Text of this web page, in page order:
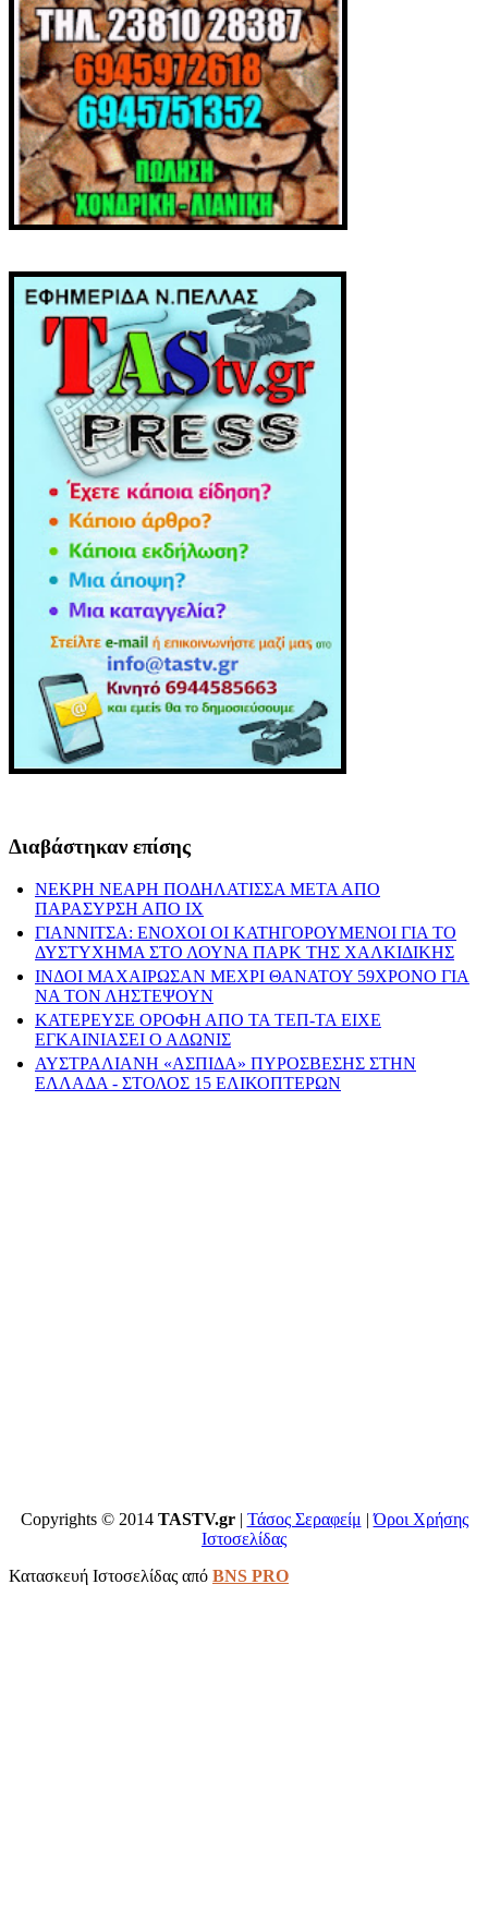
Διαβάστηκαν επίσης
ΝΕΚΡΗ ΝΕΑΡΗ ΠΟΔΗΛΑΤΙΣΣΑ ΜΕΤΑ ΑΠΟ
ΠΑΡΑΣΥΡΣΗ ΑΠΟ ΙΧ
ΓΙΑΝΝΙΤΣΑ: ΕΝΟΧΟΙ ΟΙ ΚΑΤΗΓΟΡΟΥΜΕΝΟΙ ΓΙΑ ΤΟ
ΔΥΣΤΥΧΗΜΑ ΣΤΟ ΛΟΥΝΑ ΠΑΡΚ ΤΗΣ ΧΑΛΚΙΔΙΚΗΣ
ΙΝΔΟΙ ΜΑΧΑΙΡΩΣΑΝ ΜΕΧΡΙ ΘΑΝΑΤΟΥ 59ΧΡΟΝΟ ΓΙΑ
ΝΑ ΤΟΝ ΛΗΣΤΕΨΟΥΝ
ΚΑΤΕΡΕΥΣΕ ΟΡΟΦΗ ΑΠΟ ΤΑ ΤΕΠ-ΤΑ ΕΙΧΕ
ΕΓΚΑΙΝΙΑΣΕΙ Ο ΑΔΩΝΙΣ
ΑΥΣΤΡΑΛΙΑΝΗ «ΑΣΠΙΔΑ» ΠΥΡΟΣΒΕΣΗΣ ΣΤΗΝ
ΕΛΛΑΔΑ - ΣΤΟΛΟΣ 15 ΕΛΙΚΟΠΤΕΡΩΝ
Copyrights © 2014 TASTV.gr| Τάσος Σεραφείμ |Όροι Χρήσης
Ιστοσελίδας
Κατασκευή Ιστοσελίδας από BNS PRO